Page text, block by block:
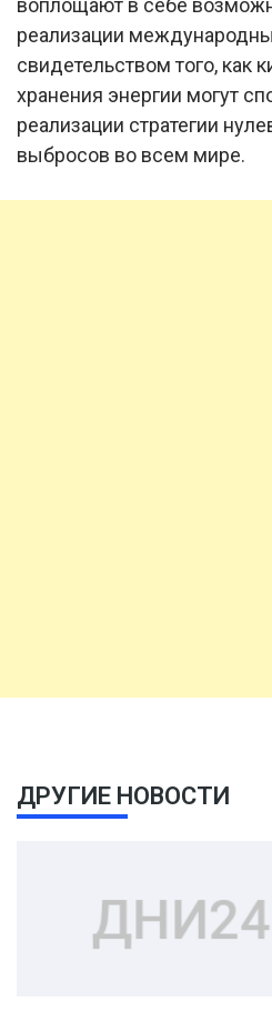
воплощают в себе
реализации
свидетельством того, как
хранения энергии могут
реализации стратегии
выбросов во всем мире.
ДРУГИЕ НОВОСТИ